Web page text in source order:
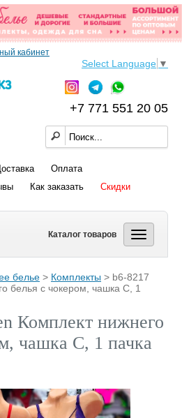
кабинет
Select Language ▼
+7 771 551 20 05
Оплата
Как заказать Скидки
Каталог товаров
белье > Комплекты > b6-8217
белья с чокером, чашка C, 1
Комплект нижнего
чашка C, 1 пачка